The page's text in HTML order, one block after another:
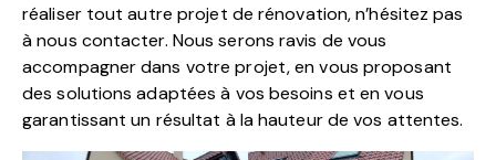
réaliser tout autre projet de rénovation, n’hésitez pas
à nous contacter. Nous serons ravis de vous
accompagner dans votre projet, en vous proposant
des solutions adaptées à vos besoins et en vous
garantissant un résultat à la hauteur de vos attentes.